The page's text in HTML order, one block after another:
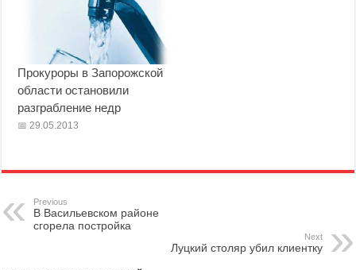
Прокуроры в Запорожской
области остановили
разграбление недр
29.05.2013
Previous
В Васильевском районе
сгорела постройка
Next
Луцкий столяр убил клиентку